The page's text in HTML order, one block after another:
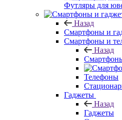
Футляры для
Назад
Смартфоны и
Смартфоны и
Назад
Телефоны
Гаджеты
Назад
Гаджеты